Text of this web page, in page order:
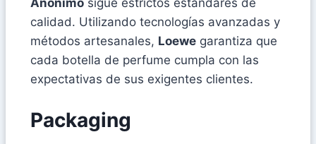
calidad. Utilizando tecnologías avanzadas y
métodos artesanales, Loewe garantiza que
cada botella de perfume cumpla con las
expectativas de sus exigentes clientes.
Packaging